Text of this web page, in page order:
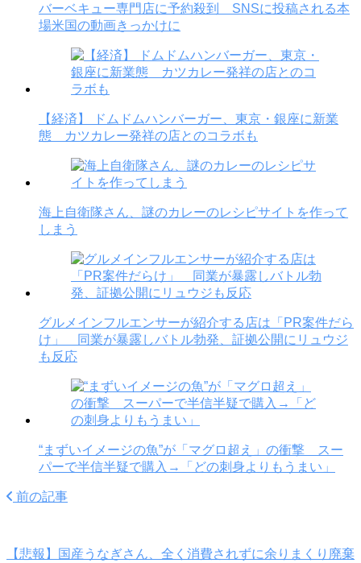
バーベキュー専門店に予約殺到 SNSに投稿される本
場米国の動画きっかけに
【経済】 ドムドムハンバーガー、東京・銀座に新業
態 カツカレー発祥の店とのコラボも
海上自衛隊さん、謎のカレーのレシピサイトを作って
しまう
グルメインフルエンサーが紹介する店は「PR案件だら
け」 同業が暴露しバトル勃発、証拠公開にリュウジ
も反応
“まずいイメージの魚”が「マグロ超え」の衝撃 スー
パーで半信半疑で購入→「どの刺身よりもうまい」
前の記事
【悲報】国産うなぎさん、全く消費されずに余りまくり廃棄